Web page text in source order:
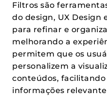
Filtros são
do design, UX Design
para refinar e
melhorando a
permitem que os
personalizem a
conteúdos, facilitando
informações